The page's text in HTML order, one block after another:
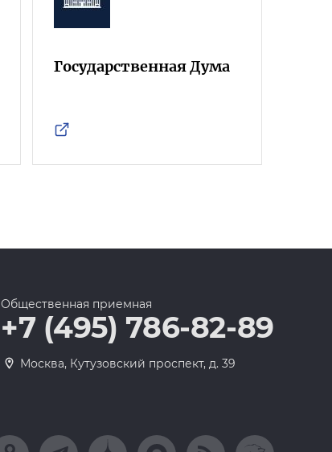
Государственная Дума
Общественная приемная
+7 (495) 786-82-89
Москва, Кутузовский проспект, д. 39